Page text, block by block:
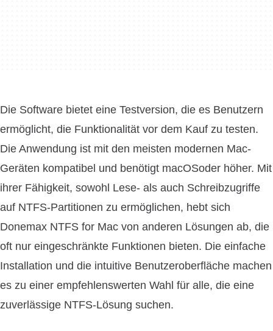
Die Software bietet eine Testversion, die es Benutzern
ermöglicht, die Funktionalität vor dem Kauf zu testen.
Die Anwendung ist mit den meisten modernen Mac-
Geräten kompatibel und benötigt macOSoder höher. Mit
ihrer Fähigkeit, sowohl Lese- als auch Schreibzugriffe
auf NTFS-Partitionen zu ermöglichen, hebt sich
Donemax NTFS for Mac von anderen Lösungen ab, die
oft nur eingeschränkte Funktionen bieten. Die einfache
Installation und die intuitive Benutzeroberfläche machen
es zu einer empfehlenswerten Wahl für alle, die eine
zuverlässige NTFS-Lösung suchen.